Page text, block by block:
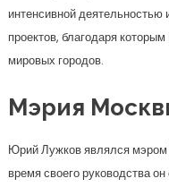
интенсивной
проектов, благодаря
мировых городов.
Мэрия
Юрий Лужков являлся мэром
время своего руководства